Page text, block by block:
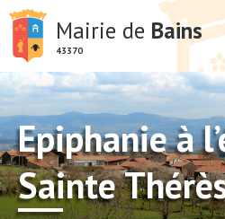
Mairie de Bains
43370
Epiphanie à
Sainte